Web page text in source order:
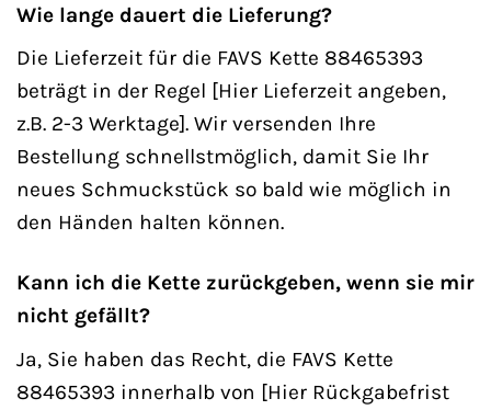
Wie lange dauert die Lieferung?
Die Lieferzeit für die FAVS Kette 88465393
beträgt in der Regel [Hier Lieferzeit angeben,
z.B. 2-3 Werktage]. Wir versenden Ihre
Bestellung schnellstmöglich, damit Sie Ihr
neues Schmuckstück so bald wie möglich in
den Händen halten können.
Kann ich die Kette zurückgeben, wenn sie mir
nicht gefällt?
Ja, Sie haben das Recht, die FAVS Kette
88465393 innerhalb von [Hier Rückgabefrist